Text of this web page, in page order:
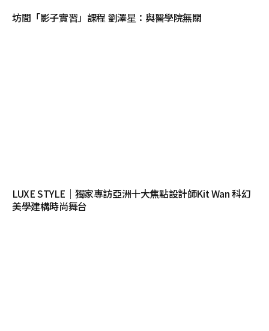
坊間「影子實習」課程 劉澤星：與醫學院無關
LUXE STYLE｜獨家專訪亞洲十大焦點設計師Kit Wan 科幻
美學建構時尚舞台